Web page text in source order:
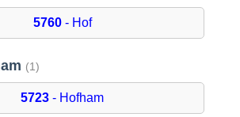
5760- Hof
(1)
5723 - Hofham